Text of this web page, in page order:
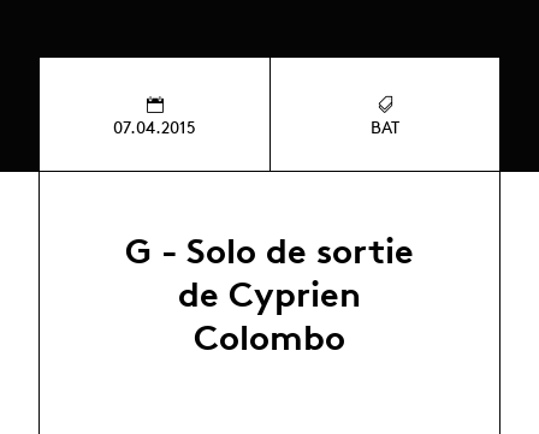
07.04.2015 BAT
G - Solo de sortie
de Cyprien
Colombo